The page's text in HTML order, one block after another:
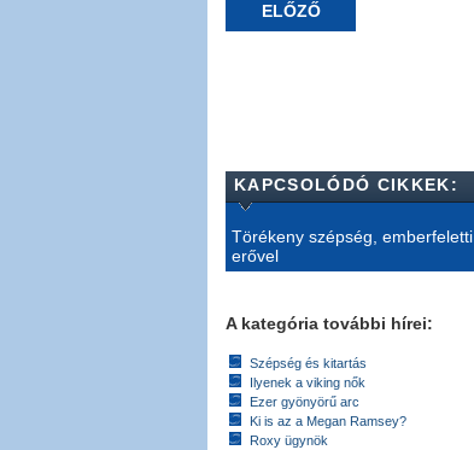
ELŐZŐ
KAPCSOLÓDÓ CIKKEK:
Törékeny szépség, emberfeletti
erővel
A kategória további hírei:
Szépség és kitartás
Ilyenek a viking nők
Ezer gyönyörű arc
Ki is az a Megan Ramsey?
Roxy ügynök